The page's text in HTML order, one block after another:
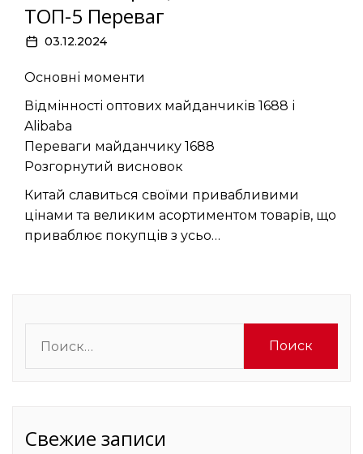
ТОП-5 Переваг
03.12.2024
Основні моменти
Відмінності оптових майданчиків 1688 і
Alibaba
Переваги майданчику 1688
Розгорнутий висновок
Китай славиться своїми привабливими
цінами та великим асортиментом товарів, що
приваблює покупців з усьо…
Свежие записи